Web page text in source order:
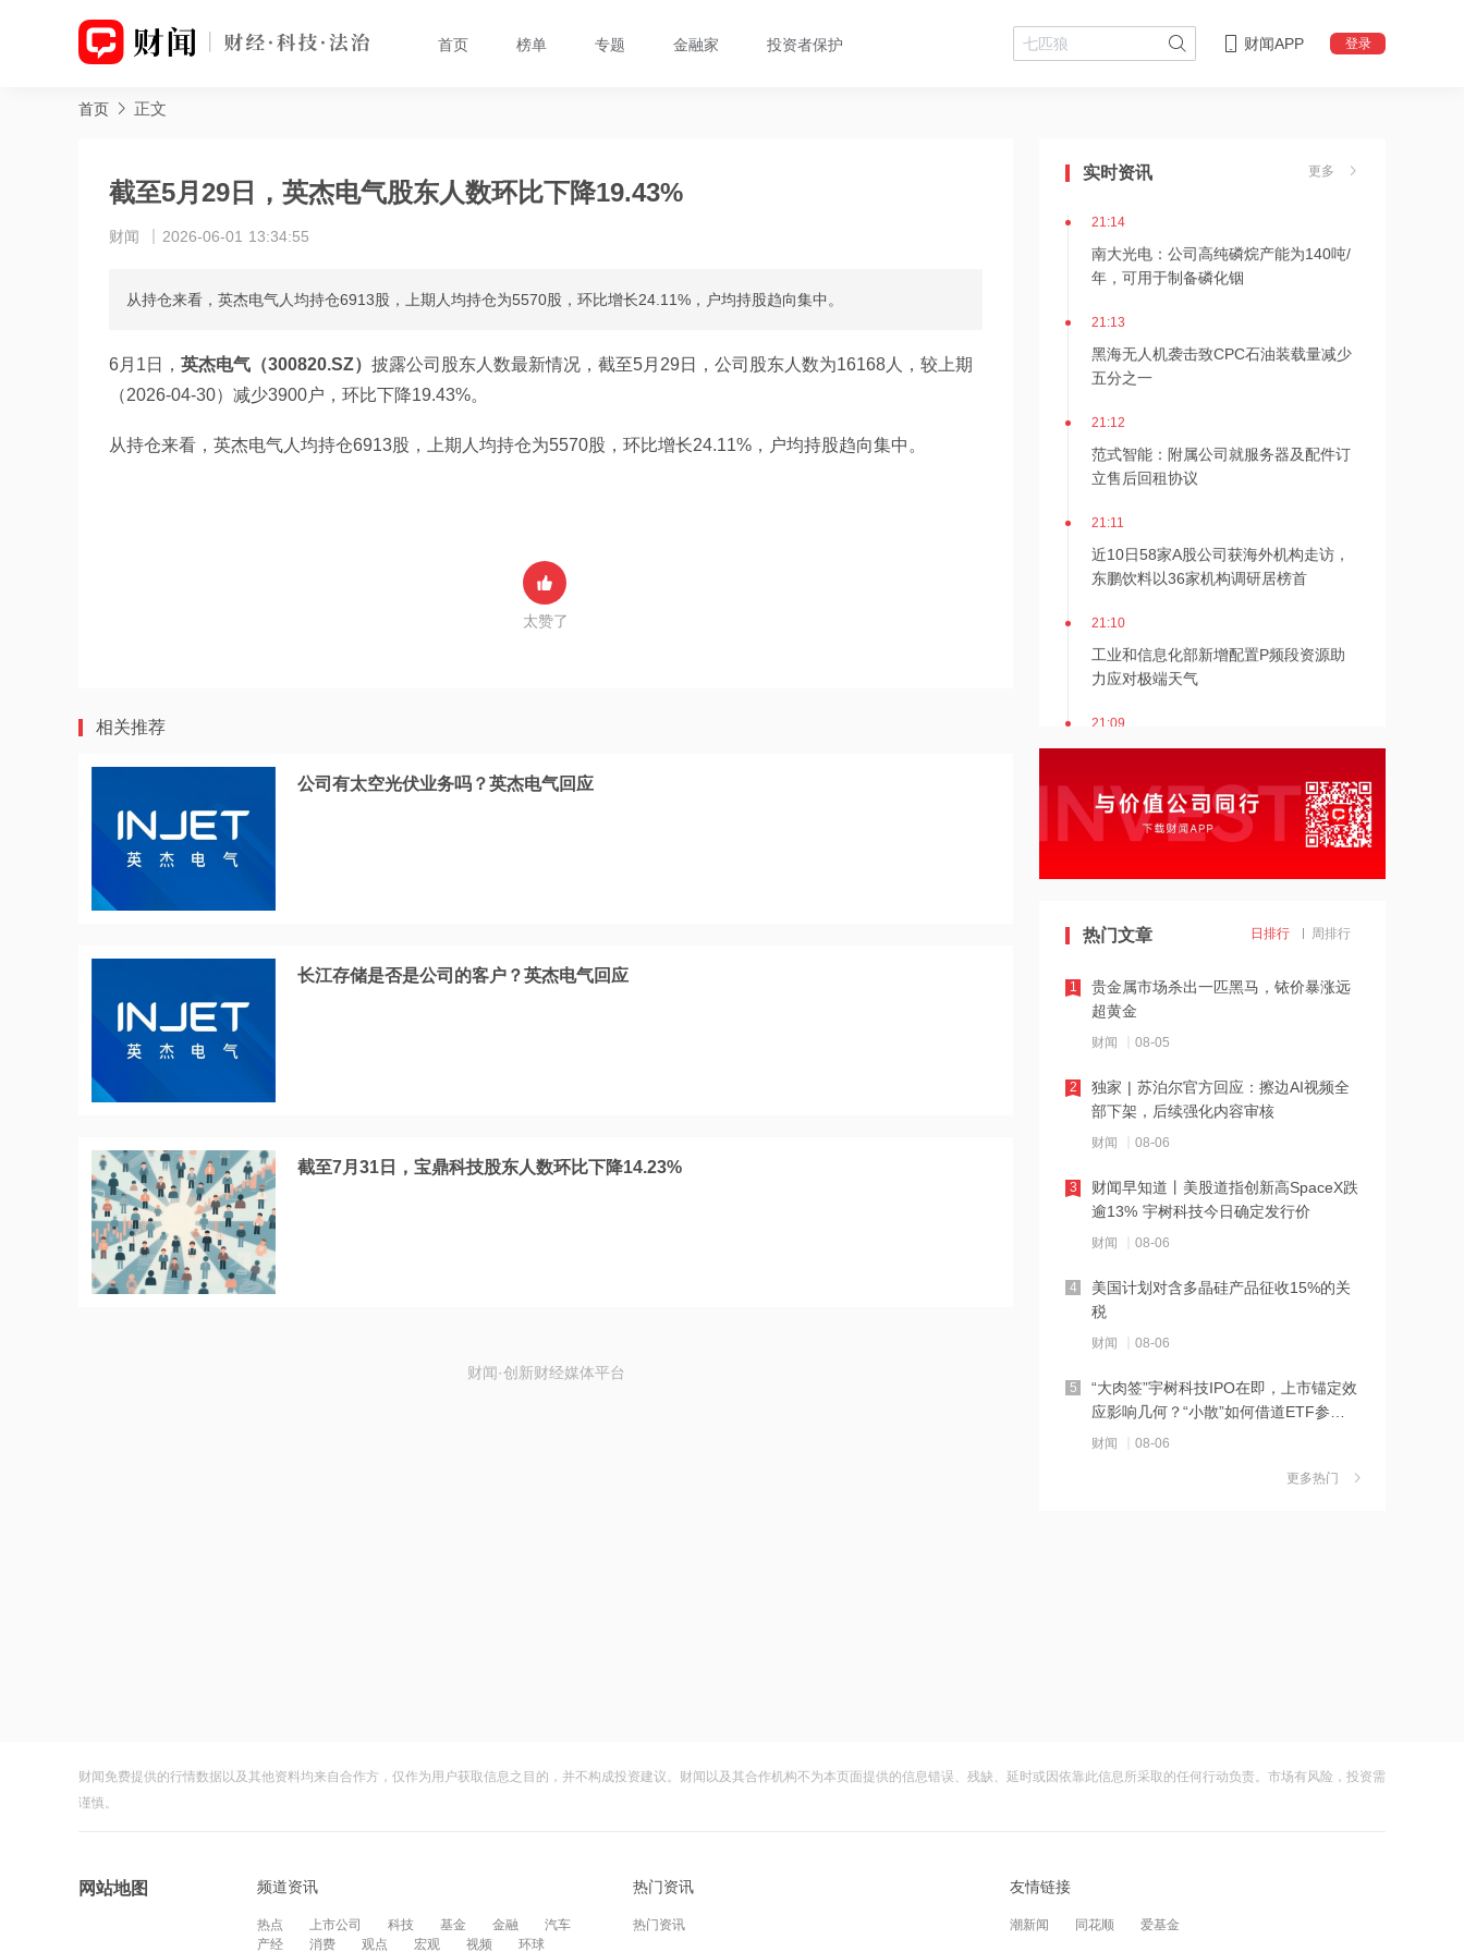
首页 榜单 专题 金融家 投资者保护 财闻APP 登录
首页 正文
截至5月29日，英杰电气股东人数环比下降19.43%
财闻 2026-06-01 13:34:55
从持仓来看，英杰电气人均持仓6913股，上期人均持仓为5570股，环比增长24.11%，户均持股趋向集中。
6月1日， 英杰电气（300820.SZ） 披露公司股东人数最新情况，截至5月29日，公司股东人数为16168人，较上期
（2026-04-30）减少3900户，环比下降19.43%。
从持仓来看，英杰电气人均持仓6913股，上期人均持仓为5570股，环比增长24.11%，户均持股趋向集中。
太赞了
相关推荐
公司有太空光伏业务吗？英杰电气回应
长江存储是否是公司的客户？英杰电气回应
截至7月31日，宝鼎科技股东人数环比下降14.23%
财闻·创新财经媒体平台
实时资讯 更多
于人形机器人或商业航天方向
21:14
南大光电：公司高纯磷烷产能为140吨/
年，可用于制备磷化铟
21:13
黑海无人机袭击致CPC石油装载量减少
五分之一
21:12
范式智能：附属公司就服务器及配件订
立售后回租协议
21:11
近10日58家A股公司获海外机构走访，
东鹏饮料以36家机构调研居榜首
21:10
工业和信息化部新增配置P频段资源助
力应对极端天气
21:09
国际油价上涨，7月全球食品价格指数创
21:08
创力集团：高管郝龙拟减持公司股份不
上海电气与上海国投共商具身智能产业
21:07
岱勒新材：实控人段志明完成减持
21:02
美三大股指期货齐拉升！存储、光通信
押注
20:59
倍轻松：财务总监夏小梅因个人原因提
20:57
蓝盾光电：拟购买岚创科技控股权 股票
20:57
铜冠铜箔：公司股价短期波幅较大已明
显偏离市场走势，Q1净利同比飙涨超21
铺黄金获得竞争优势
20:48
热门文章 日排行 周排行
贵金属市场杀出一匹黑马，铱价暴涨远
超黄金
财闻 08-05
1
独家 | 苏泊尔官方回应：擦边AI视频全
部下架，后续强化内容审核
财闻 08-06
2
财闻早知道丨美股道指创新高SpaceX跌
逾13% 宇树科技今日确定发行价
财闻 08-06
3
美国计划对含多晶硅产品征收15%的关
税
财闻 08-06
4
“大肉签”宇树科技IPO在即，上市锚定效
应影响几何？“小散”如何借道ETF参
与？
财闻 08-06
5
茉莉奶白陷降薪罗生门，当事人称：公
大涨152%！哈啰、美团单车“好伙伴”登
10
更多热门
财闻免费提供的行情数据以及其他资料均来自合作方，仅作为用户获取信息之目的，并不构成投资建议。财闻以及其合作机构不为本页面提供的信息错误、残缺、延时或因依靠此信息所采取的任何行动负责。市场有风险，投资需
谨慎。
网站地图 频道资讯
热点 上市公司 科技 基金 金融
汽车
产经
消费 观点 宏观 视频 环球
热门资讯
热门资讯
友情链接
潮新闻 同花顺 爱基金